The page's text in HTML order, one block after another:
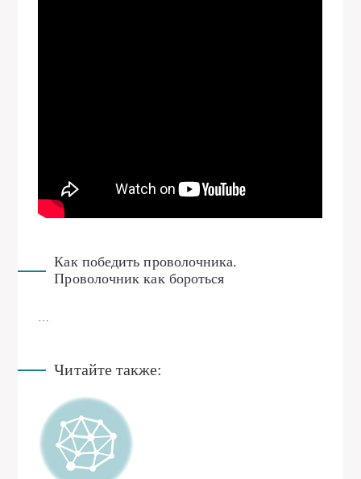
Как победить проволочника.
Проволочник как бороться
Читайте также: